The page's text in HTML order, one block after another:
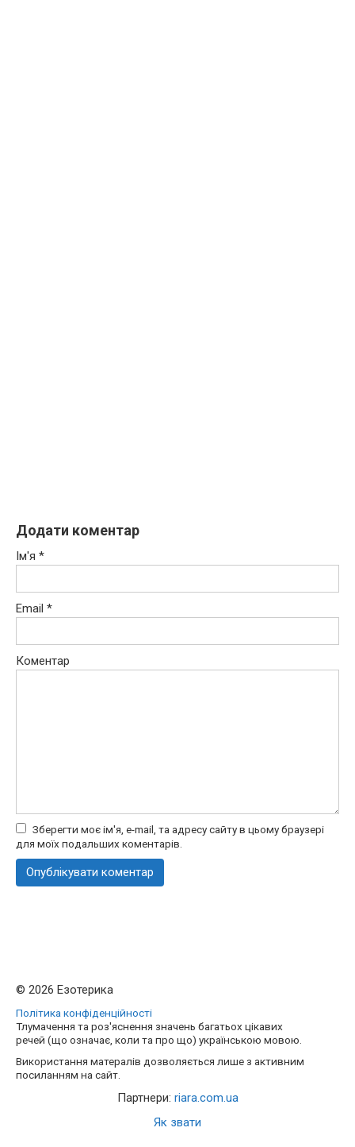
Додати коментар
Ім'я *
Email *
Коментар
Зберегти моє ім'я, e-mail, та адресу сайту в цьому браузері
для моїх подальших коментарів.
© 2026 Езотерика
Політика конфіденційності
Тлумачення та роз'яснення значень багатьох цікавих
речей (що означає, коли та про що) українською мовою.
Використання матералів дозволяється лише з активним
посиланням на сайт.
Партнери: riara.com.ua
Як звати